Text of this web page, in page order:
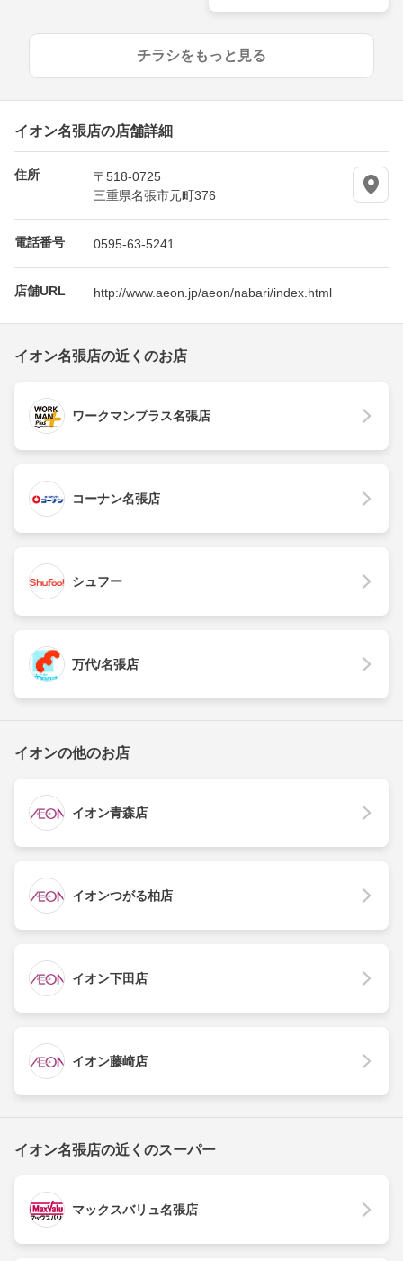
チラシをもっと見る
イオン名張店の店舗詳細
住所
〒518-0725
三重県名張市元町376
電話番号 0595-63-5241
店舗URL http://www.aeon.jp/aeon/nabari/index.html
イオン名張店の近くのお店
ワークマンプラス名張店
コーナン名張店
シュフー
万代/名張店
イオンの他のお店
イオン青森店
イオンつがる柏店
イオン下田店
イオン藤崎店
イオン名張店の近くのスーパー
マックスバリュ名張店